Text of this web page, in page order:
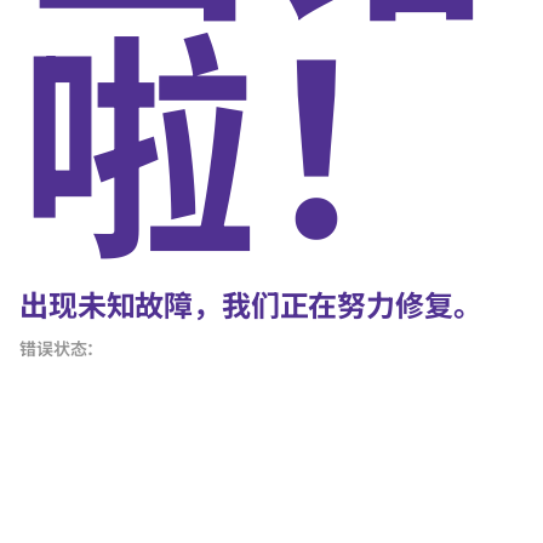
啦！
出现未知故障，我们正在努力修复。
错误状态：